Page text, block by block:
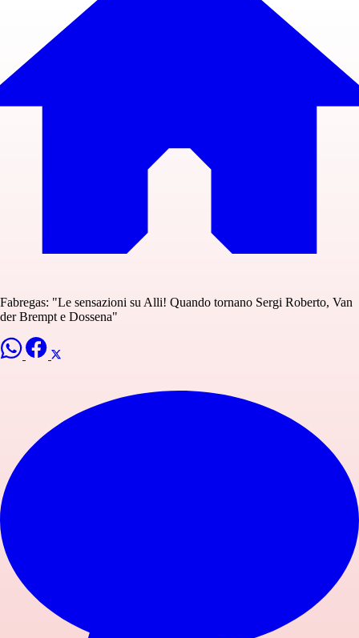
Fabregas: "Le sensazioni su Alli! Quando tornano Sergi Roberto, Van
der Brempt e Dossena"